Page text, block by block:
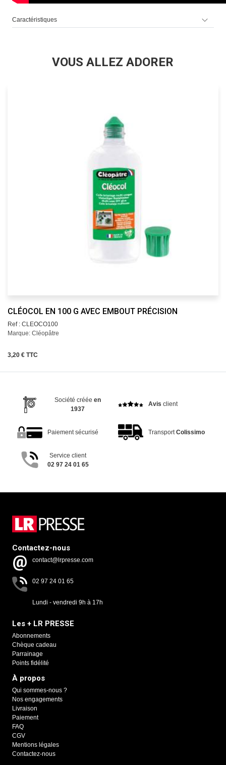
Caractéristiques
VOUS ALLEZ ADORER
CLÉOCOL EN 100 G AVEC EMBOUT PRÉCISION
Ref : CLEOCO100
Marque: Cléopâtre
3,20 € TTC
Société créée en
1937
Avis client
Paiement sécurisé TransportColissimo
Service client
02 97 24 01 65
Contactez-nous
contact@lrpresse.com
02 97 24 01 65
Lundi - vendredi 9h à 17h
Les + LR PRESSE
Abonnements
Chèque cadeau
Parrainage
Points fidélité
À propos
Qui sommes-nous ?
Nos engagements
Livraison
Paiement
FAQ
CGV
Mentions légales
Contactez-nous